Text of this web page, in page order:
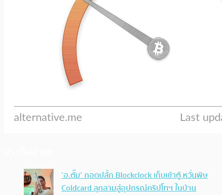
‘อ.ตั๊ม’ ถอดปลั้ก Blockclock เก็บเข้าตู้ หวั่นพิษ
Coldcard ลุกลามสู่อุปกรณ์คริปโทฯ ในบ้าน